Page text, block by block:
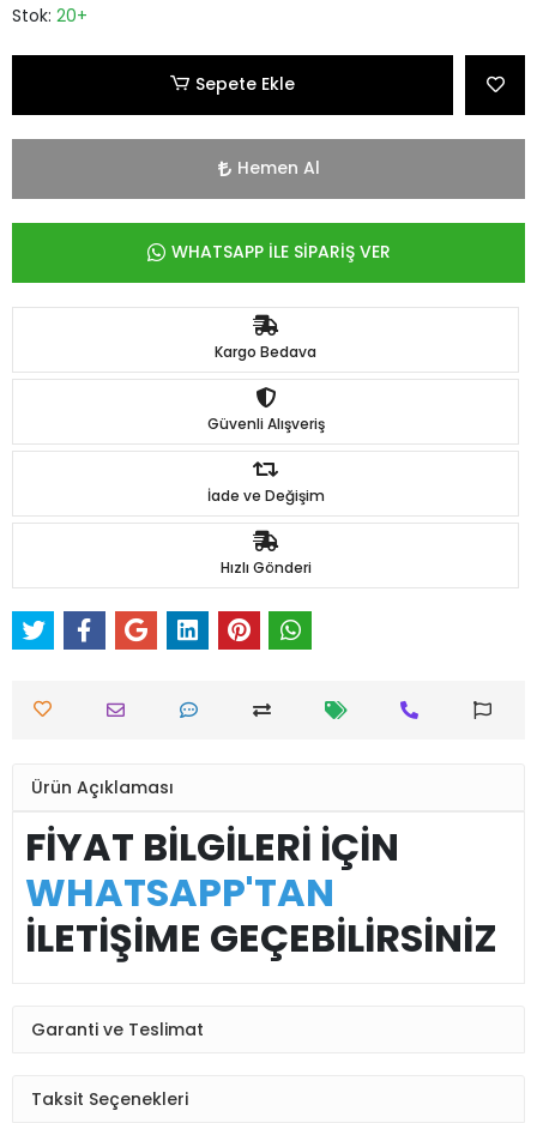
Stok: 20+
Sepete Ekle
Hemen Al
WHATSAPP İLE SİPARİŞ VER
Kargo Bedava
Güvenli Alışveriş
İade ve Değişim
Hızlı Gönderi
Ürün Açıklaması
FİYAT BİLGİLERİ İÇİN
WHATSAPP'TAN
İLETİŞİME GEÇEBİLİRSİNİZ
Garanti ve Teslimat
Taksit Seçenekleri